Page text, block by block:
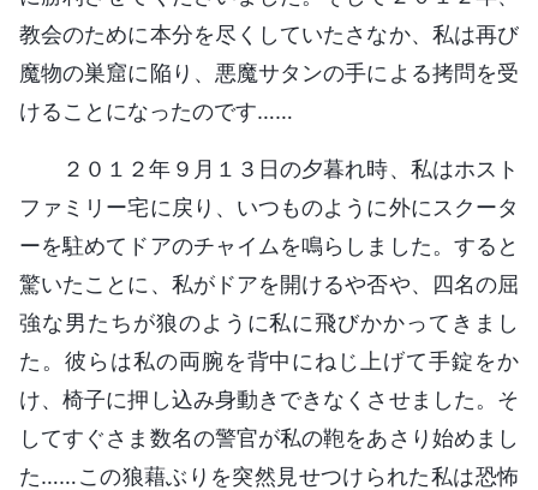
教会のために本分を尽くしていたさなか、私は再び
魔物の巣窟に陥り、悪魔サタンの手による拷問を受
けることになったのです……
２０１２年９月１３日の夕暮れ時、私はホスト
ファミリー宅に戻り、いつものように外にスクータ
ーを駐めてドアのチャイムを鳴らしました。すると
驚いたことに、私がドアを開けるや否や、四名の屈
強な男たちが狼のように私に飛びかかってきまし
た。彼らは私の両腕を背中にねじ上げて手錠をか
け、椅子に押し込み身動きできなくさせました。そ
してすぐさま数名の警官が私の鞄をあさり始めまし
た……この狼藉ぶりを突然見せつけられた私は恐怖